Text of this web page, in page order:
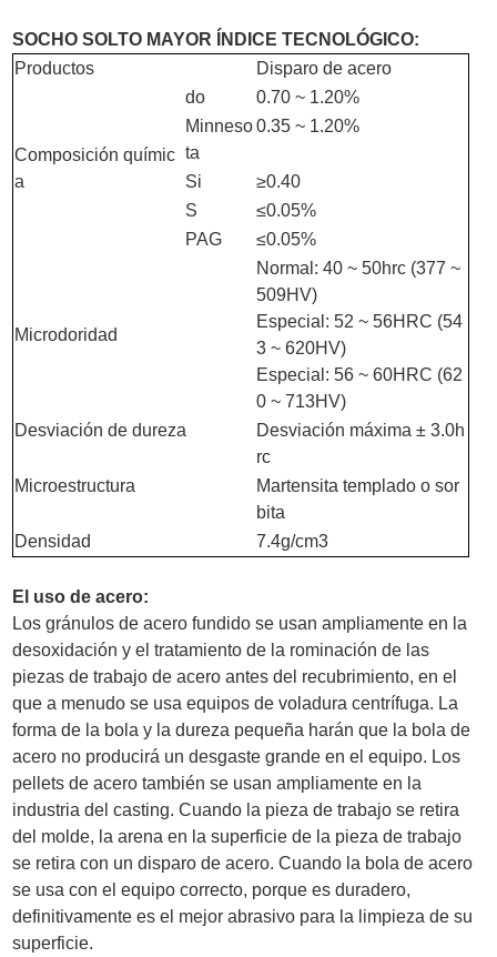
SOCHO SOLTO MAYOR ÍNDICE TECNOLÓGICO:
Productos
Disparo de acero
Composición químic
a
do
0.70 ~ 1.20%
Minneso
ta
0.35 ~ 1.20%
Si
≥0.40
S
≤0.05%
PAG
≤0.05%
Microdoridad
Normal: 40 ~ 50hrc (377 ~
509HV)
Especial: 52 ~ 56HRC (54
3 ~ 620HV)
Especial: 56 ~ 60HRC (62
0 ~ 713HV)
Desviación de dureza
Desviación máxima ± 3.0h
rc
Microestructura
Martensita templado o sor
bita
Densidad
7.4g/cm3
El uso de acero:
Los gránulos de acero fundido se usan ampliamente en la
desoxidación y el tratamiento de la rominación de las
piezas de trabajo de acero antes del recubrimiento, en el
que a menudo se usa equipos de voladura centrífuga. La
forma de la bola y la dureza pequeña harán que la bola de
acero no producirá un desgaste grande en el equipo. Los
pellets de acero también se usan ampliamente en la
industria del casting. Cuando la pieza de trabajo se retira
del molde, la arena en la superficie de la pieza de trabajo
se retira con un disparo de acero. Cuando la bola de acero
se usa con el equipo correcto, porque es duradero,
definitivamente es el mejor abrasivo para la limpieza de su
superficie.